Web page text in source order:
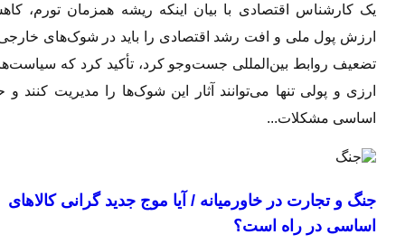
یک کارشناس اقتصادی با بیان اینکه ریشه همزمان تورم، کاهش
ارزش پول ملی و افت رشد اقتصادی را باید در شوک‌های خارجی و
تضعیف روابط بین‌المللی جست‌وجو کرد، تأکید کرد که سیاست‌های
ارزی و پولی تنها می‌توانند آثار این شوک‌ها را مدیریت کنند و حل
اساسی مشکلات...
جنگ و تجارت در خاورمیانه / آیا موج جدید گرانی کالاهای
اساسی در راه است؟